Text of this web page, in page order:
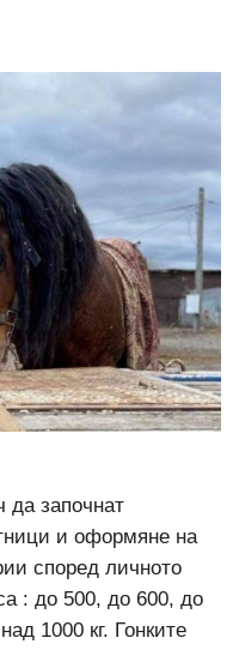
да започнат
и оформяне на
според личното
: до 500, до 600, до
1000 кг. Гонките